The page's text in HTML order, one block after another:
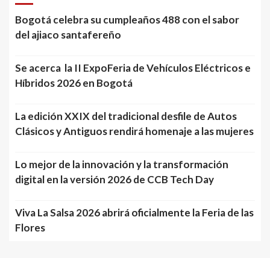
Bogotá celebra su cumpleaños 488 con el sabor
del ajiaco santafereño
Se acerca la II ExpoFeria de Vehículos Eléctricos e
Híbridos 2026 en Bogotá
La edición XXIX del tradicional desfile de Autos
Clásicos y Antiguos rendirá homenaje a las mujeres
Lo mejor de la innovación y la transformación
digital en la versión 2026 de CCB Tech Day
Viva La Salsa 2026 abrirá oficialmente la Feria de las
Flores